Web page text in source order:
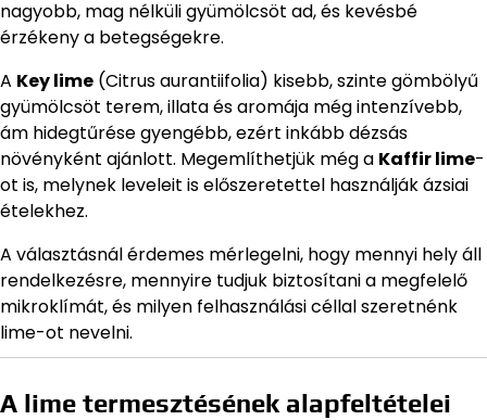
nagyobb, mag nélküli gyümölcsöt ad, és kevésbé
érzékeny a betegségekre.
A Key lime (Citrus aurantiifolia) kisebb, szinte gömbölyű
gyümölcsöt terem, illata és aromája még intenzívebb,
ám hidegtűrése gyengébb, ezért inkább dézsás
növényként ajánlott. Megemlíthetjük még a Kaffir lime-
ot is, melynek leveleit is előszeretettel használják ázsiai
ételekhez.
A választásnál érdemes mérlegelni, hogy mennyi hely áll
rendelkezésre, mennyire tudjuk biztosítani a megfelelő
mikroklímát, és milyen felhasználási céllal szeretnénk
lime-ot nevelni.
A lime termesztésének alapfeltételei